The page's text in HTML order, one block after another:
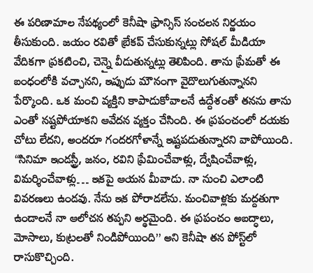
ఈ పరిణామాల నేపథ్యంలో కెనీషా ఫ్రాన్సిస్ సంచలన నిర్ణయం
తీసుకుంది. జయం రవితో బ్రేకప్ చేసుకున్నట్లు సోషల్ మీడియా
వేదికగా ప్రకటించి, చెన్నై వీడుతున్నట్లు తెలిపింది. తాను ప్రేమతో ఈ
బంధంలోకి వచ్చానని, ఇప్పుడు మౌనంగా వైదొలుగుతున్నానని
పేర్కొంది. ఒక మంచి వ్యక్తిని కాపాడుకోవాలనే ఉద్దేశంతో తనను తాను
ఎంతో నష్టపోయాకని ఆవేదన వ్యక్తం చేసింది. ఈ ప్రపంచంలో దయకు
చోటు లేదని, అందరూ గందరగోళాన్నే ఇష్టపడుతున్నారని వాపోయింది.
“సినిమా ఇండస్ట్రీ, జనం, రవిని ప్రేమించేవాళ్లు, ద్వేషించేవాళ్లు,
విమర్శించేవాళ్లు… ఇకపై ఆయన మీవాడు. నా నుంచి ఎలాంటి
వివరణలు ఉండవు. నేను ఇక పోరాడలేను. మంచివాళ్లకు మద్దతుగా
ఉండాలనే నా ఆలోచన తప్పని అర్థమైంది. ఈ ప్రపంచం అబద్ధాలు,
మోసాలు, కుట్రలతో నిండిపోయింది” అని కెనీషా తన పోస్ట్‌లో
రాసుకొచ్చింది.